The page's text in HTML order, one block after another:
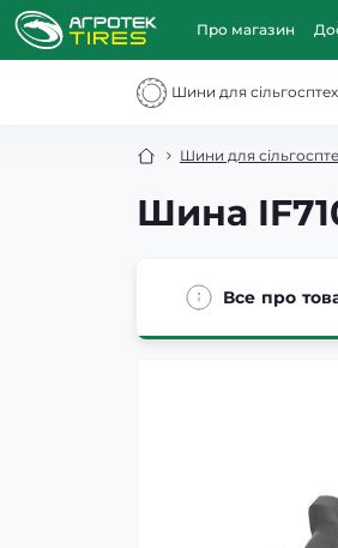
Про магазин
Шини для
Шини для
Шина
Все про